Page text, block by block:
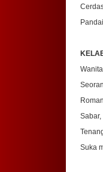
Sabar,
Suka